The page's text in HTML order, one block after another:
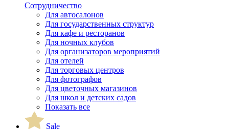
Сотрудничество
Для автосалонов
Для государственных структур
Для кафе и ресторанов
Для ночных клубов
Для организаторов мероприятий
Для отелей
Для торговых центров
Для фотографов
Для цветочных магазинов
Для школ и детских садов
Показать все
Sale